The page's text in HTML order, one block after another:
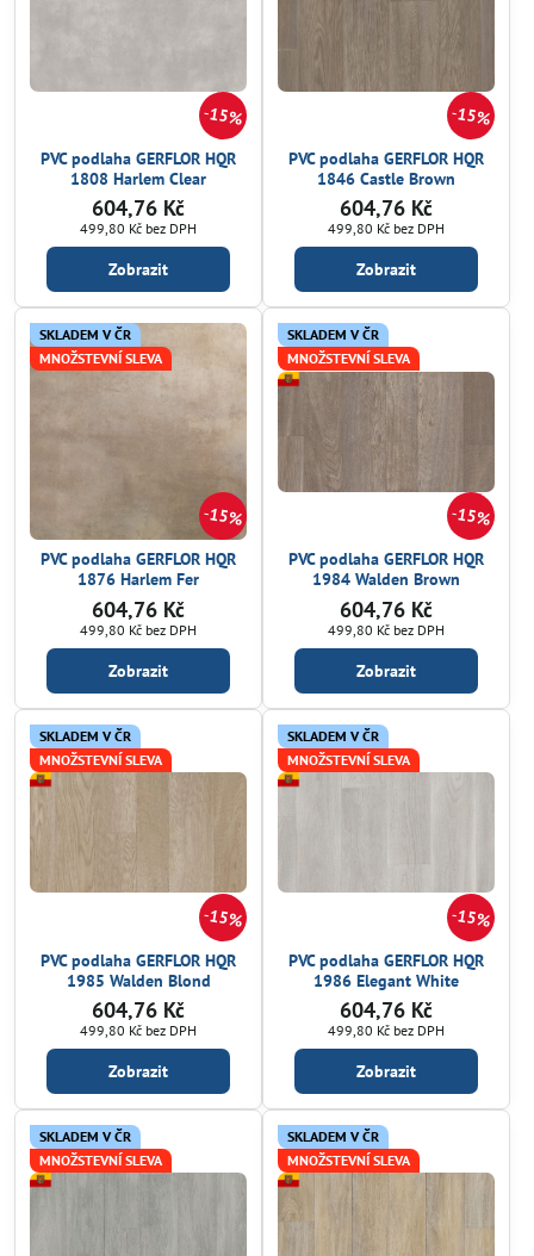
15%
PVC podlaha GERFLOR HQR
1808 Harlem Clear
604,76 Kč
499,80 Kč bez DPH
Zobrazit
15%
PVC podlaha GERFLOR HQR
1846 Castle Brown
604,76 Kč
499,80 Kč bez DPH
Zobrazit
15%
SKLADEM V ČR
MNOŽSTEVNÍ SLEVA
PVC podlaha GERFLOR HQR
1876 Harlem Fer
604,76 Kč
499,80 Kč bez DPH
Zobrazit
15%
SKLADEM V ČR
MNOŽSTEVNÍ SLEVA
PVC podlaha GERFLOR HQR
1984 Walden Brown
604,76 Kč
499,80 Kč bez DPH
Zobrazit
15%
SKLADEM V ČR
MNOŽSTEVNÍ SLEVA
PVC podlaha GERFLOR HQR
1985 Walden Blond
604,76 Kč
499,80 Kč bez DPH
Zobrazit
15%
SKLADEM V ČR
MNOŽSTEVNÍ SLEVA
PVC podlaha GERFLOR HQR
1986 Elegant White
604,76 Kč
499,80 Kč bez DPH
Zobrazit
SKLADEM V ČR
MNOŽSTEVNÍ SLEVA
SKLADEM V ČR
MNOŽSTEVNÍ SLEVA